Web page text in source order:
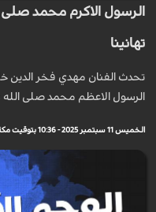
الرسول الاكرم محمد صلى
تهانينا
تحدث الفنان مهدي فخر الدين
الرسول الاعظم محمد صلى الله
الخميس 11 سبتمبر 2025 - 10:36 بتوقيت مكة